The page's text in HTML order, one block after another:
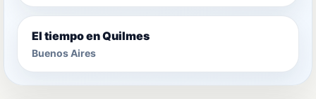
El tiempo en Quilmes
Buenos Aires